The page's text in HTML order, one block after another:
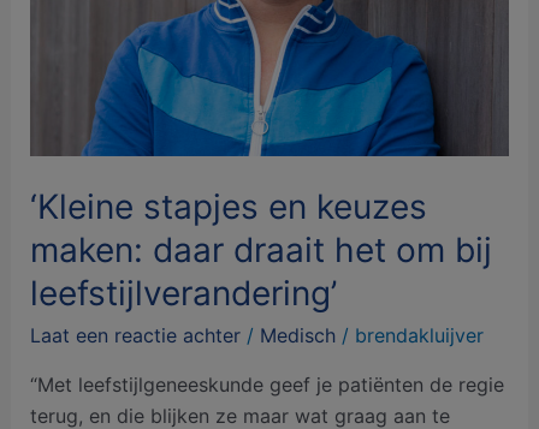
‘Kleine stapjes en keuzes
maken: daar draait het om bij
leefstijlverandering’
Laat een reactie achter / Medisch/ brendakluijver
“Met leefstijlgeneeskunde geef je patiënten de regie
terug, en die blijken ze maar wat graag aan te
leefstijlverandering’